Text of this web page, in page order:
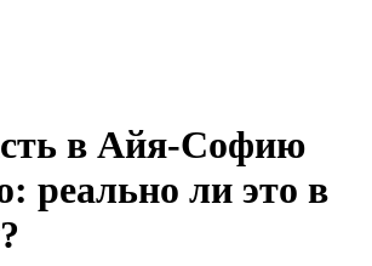
в Айя-Софию
реально ли это в